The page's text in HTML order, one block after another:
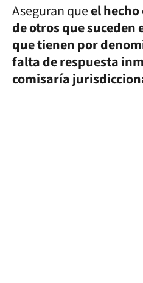
Aseguran queel
de otros que suceden
que tienen por
falta de respuesta
comisaría